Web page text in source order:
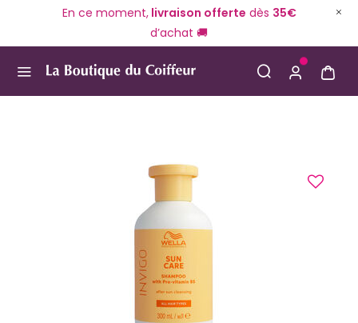
En ce moment,livraison offerte dès 35€
d’achat 🚚